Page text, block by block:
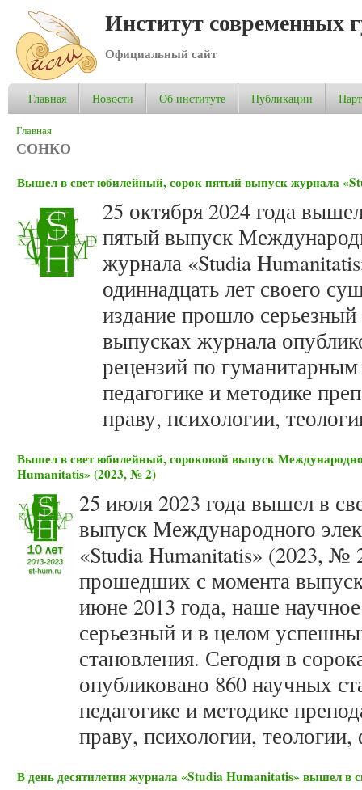
Институт современных
Официальный сайт
Главная Новости Об институте Публикации
Вы здесь
Главная
СОНКО
Вышел в свет юбилейный, сорок пятый выпуск журнала
25 октября 2024 года
пятый выпуск
журнала «Studia
одиннадцать лет своего
издание прошло
выпусках журнала
рецензий по
педагогике и методике
праву, психологии,
Вышел в свет юбилейный, сороковой выпуск
Humanitatis» (2023, № 2)
25 июля 2023 года вышел в
выпуск Международного
«Studia Humanitatis» (2023, №
прошедших с момента
июне 2013 года, наше
серьезный и в целом
становления. Сегодня в
опубликовано 860 научных
педагогике и методике
праву, психологии,
В день десятилетия журнала «Studia Humanitatis» вышел в